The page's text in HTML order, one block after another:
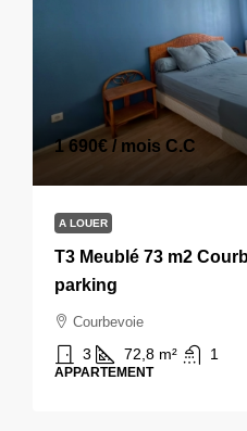
1 690€ / mois C.C
A LOUER
T3 Meublé 73 m2
parking
Courbevoie
3 72,8 m² 1
APPARTEMENT